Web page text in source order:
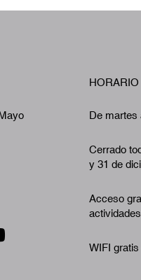
HORARIO
De martes
Cerrado
y 31 de
Acceso
actividades.
WIFI gratis